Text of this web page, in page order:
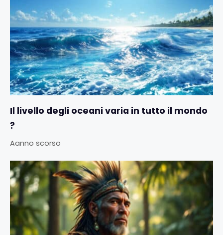
Il livello degli oceani varia in tutto il mondo
?
Aanno scorso